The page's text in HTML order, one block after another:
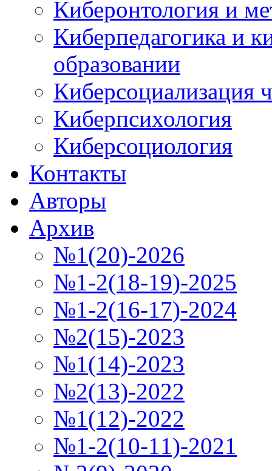
Киберонтология и
Киберпедагогика и
образовании
Киберсоциализация
Киберпсихология
Киберсоциология
Контакты
Авторы
Архив
№1(20)-2026
№1-2(18-19)-2025
№1-2(16-17)-2024
№2(15)-2023
№1(14)-2023
№2(13)-2022
№1(12)-2022
№1-2(10-11)-2021